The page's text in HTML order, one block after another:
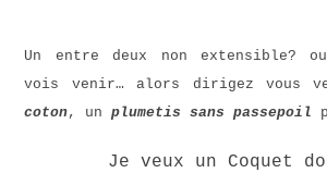
Un entre deux non extensible?
vois venir… alors dirigez vous
coton, unplumetis sans passepoil
Je veux un Coquet